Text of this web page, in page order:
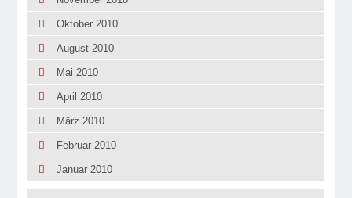
Oktober 2010
August 2010
Mai 2010
April 2010
März 2010
Februar 2010
Januar 2010